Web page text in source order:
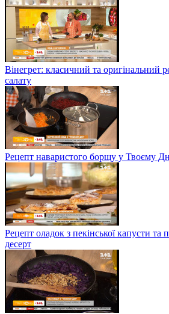
Вінегрет: класичний та оригінальний
салату
Рецепт наваристого борщу у Твоєму
Рецепт оладок з пекінської капусти
десерт